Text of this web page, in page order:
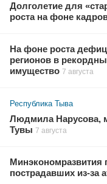
Долголетие для
роста на фоне
На фоне роста
регионов в
имущество 7 августа
Республика Тыва
Людмила Нарусова,
Тувы 7 августа
Минэкономразвития
пострадавших из-за